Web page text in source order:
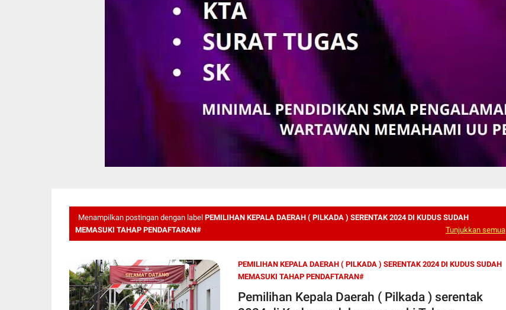
Menampilkan postingan dengan label PEMILIHAN KEPALA DAERAH ( PILKADA ) SERENTAK 2024 DI KUDUS SUDAH
MEMASUKI TAHAP PENDAFTARAN#
Tunjukkan semua
PEMILIHAN KEPALA DAERAH ( PILKADA ) SERENTAK 2024 DI KUDUS SUDAH
MEMASUKI TAHAP PENDAFTARAN#
Pemilihan Kepala Daerah ( Pilkada ) serentak